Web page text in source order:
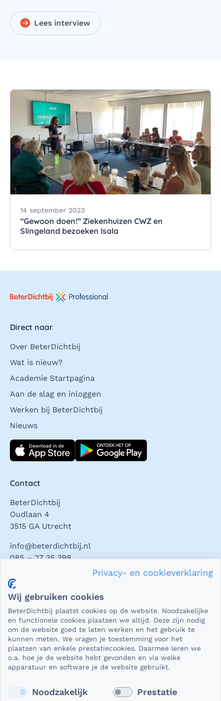
Lees interview
14 september 2023
“Gewoon doen!” Ziekenhuizen CWZ en
Slingeland bezoeken Isala
Direct naar
Over BeterDichtbij
Wat is nieuw?
Academie Startpagina
Aan de slag en inloggen
Werken bij BeterDichtbij
Nieuws
Download direct
Contact
BeterDichtbij
Oudlaan 4
3515 GA Utrecht
info@beterdichtbij.nl
085 – 27 35 398
Privacy en veiligheid
essentieel dat die beveiligd worden uitgewisseld. En dat
die gegevens niet in verkeerde handen vallen. Daar kun je
op rekenen bij BeterDichtbij.
Lees verder
Privacy- en cookieverklaring
Wij gebruiken cookies
BeterDichtbij plaatst cookies op de website. Noodzakelijke
en functionele cookies plaatsen we altijd. Deze zijn nodig
om de website goed te laten werken en het gebruik te
kunnen meten. We vragen je toestemming voor het
plaatsen van enkele prestatiecookies. Daarmee leren we
o.a. hoe je de website hebt gevonden en via welke
apparatuur en software je de website gebruikt.
Noodzakelijk Prestatie